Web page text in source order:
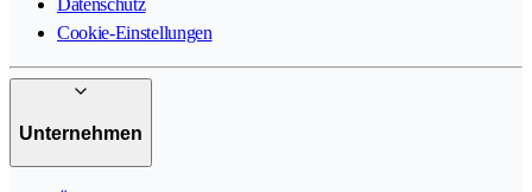
Datenschutz
Cookie-Einstellungen
Unternehmen